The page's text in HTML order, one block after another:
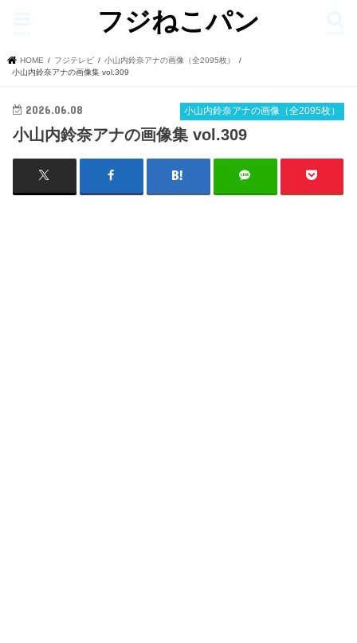
フジねこパン
HOME フジテレビ
小山内鈴奈アナの画像（全2095枚）
小山内鈴奈アナの画像集 vol.309
小山内鈴奈アナの画像（全2095枚）
2026.06.08
小山内鈴奈アナの画像集 vol.309